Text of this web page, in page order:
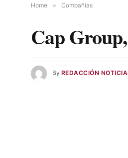
Home » Compañías
Cap
By REDACCIÓN